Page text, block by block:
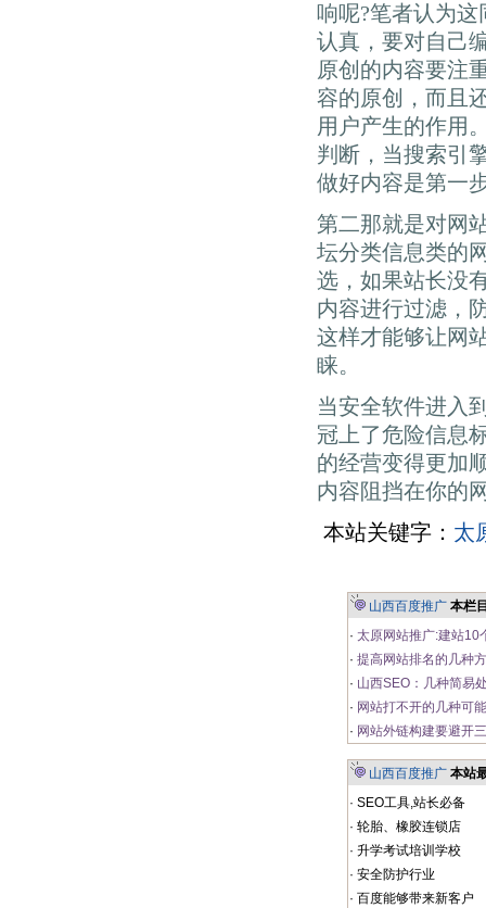
响呢?笔者认为
认真，要对自己
原创的内容要注
容的原创，而且
用户产生的作用
判断，当搜索引
做好内容是第一
第二那就是对网
坛分类信息类的
选，如果站长没
内容进行过滤，
这样才能够让网
睐。
当安全软件进入
冠上了危险信息
的经营变得更加
内容阻挡在你的
本站关键字： 太
山西百度推广 本栏
· 太原网站推广:建站10
· 提高网站排名的几种
· 山西SEO：几种简易
· 网站打不开的几种可
· 网站外链构建要避开
山西百度推广 本站
· SEO工具,站长必备
· 轮胎、橡胶连锁店
· 升学考试培训学校
· 安全防护行业
· 百度能够带来新客户